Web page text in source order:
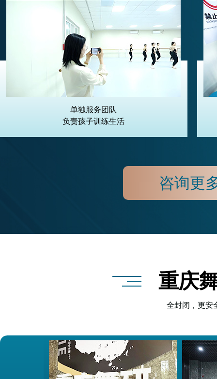
单独服务团队
负责孩子训练生活
咨询更
重庆
全封闭，更安